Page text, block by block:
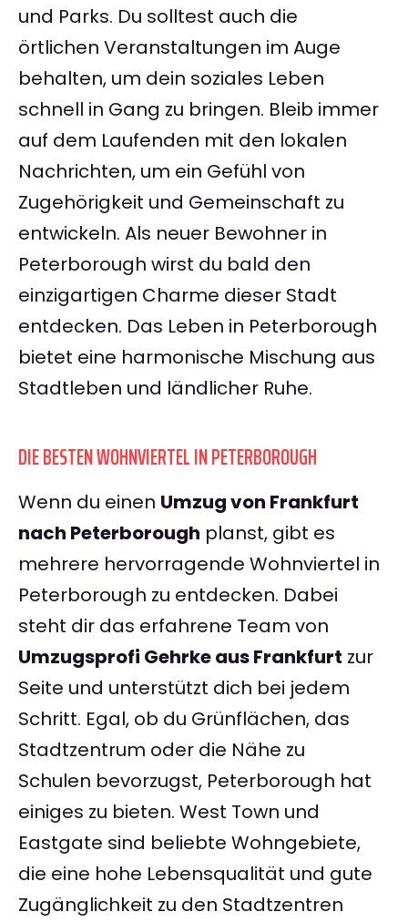
und Parks. Du solltest auch die
örtlichen Veranstaltungen im Auge
behalten, um dein soziales Leben
schnell in Gang zu bringen. Bleib immer
auf dem Laufenden mit den lokalen
Nachrichten, um ein Gefühl von
Zugehörigkeit und Gemeinschaft zu
entwickeln. Als neuer Bewohner in
Peterborough wirst du bald den
einzigartigen Charme dieser Stadt
entdecken. Das Leben in Peterborough
bietet eine harmonische Mischung aus
Stadtleben und ländlicher Ruhe.
DIE BESTEN WOHNVIERTEL IN PETERBOROUGH
Wenn du einen Umzug von Frankfurt
nach Peterborough planst, gibt es
mehrere hervorragende Wohnviertel in
Peterborough zu entdecken. Dabei
steht dir das erfahrene Team von
Umzugsprofi Gehrke aus Frankfurt zur
Seite und unterstützt dich bei jedem
Schritt. Egal, ob du Grünflächen, das
Stadtzentrum oder die Nähe zu
Schulen bevorzugst, Peterborough hat
einiges zu bieten. West Town und
Eastgate sind beliebte Wohngebiete,
die eine hohe Lebensqualität und gute
Zugänglichkeit zu den Stadtzentren